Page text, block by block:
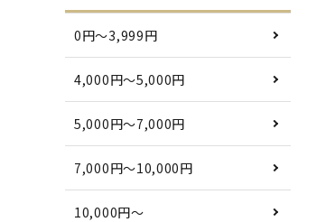
0円〜3,999円
4,000円〜5,000円
5,000円〜7,000円
7,000円〜10,000円
10,000円〜